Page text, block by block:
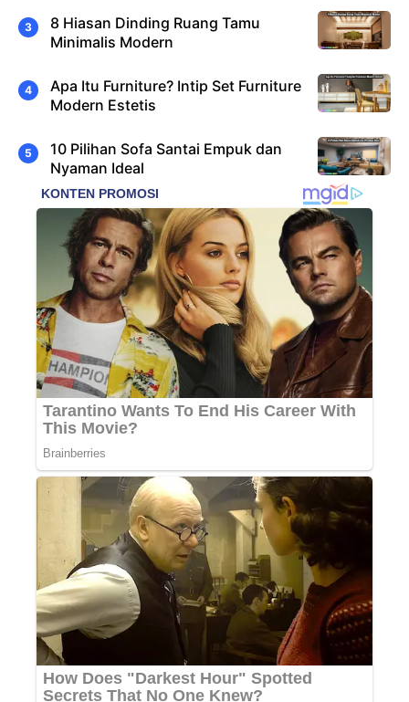
8 Hiasan Dinding Ruang Tamu
Minimalis Modern
Apa Itu Furniture? Intip Set Furniture
Modern Estetis
10 Pilihan Sofa Santai Empuk dan
Nyaman Ideal